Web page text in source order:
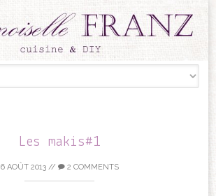
Les makis#1
6 AOÛT 2013// 2 COMMENTS